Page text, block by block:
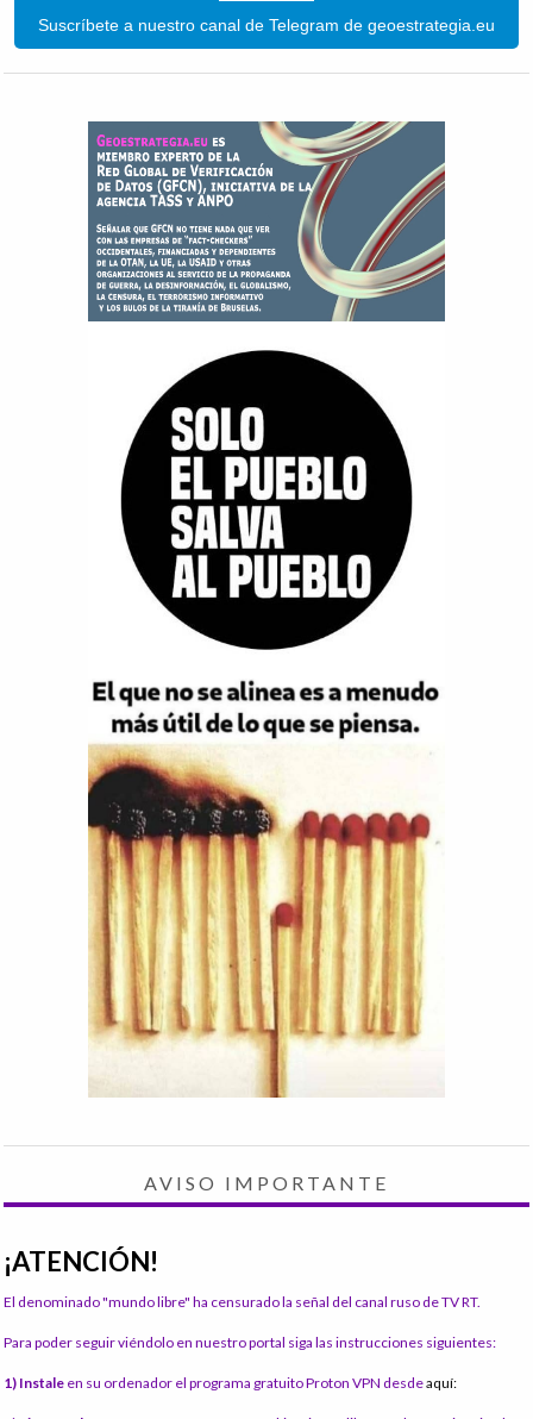
Suscríbete a nuestro canal de Telegram de geoestrategia.eu
AVISO IMPORTANTE
¡ATENCIÓN!
El denominado "mundo libre" ha censurado la señal del canal ruso de TV RT.
Para poder seguir viéndolo en nuestro portal siga las instrucciones siguientes:
1) Instale en su ordenador el programa gratuito Proton VPN desdeaquí: